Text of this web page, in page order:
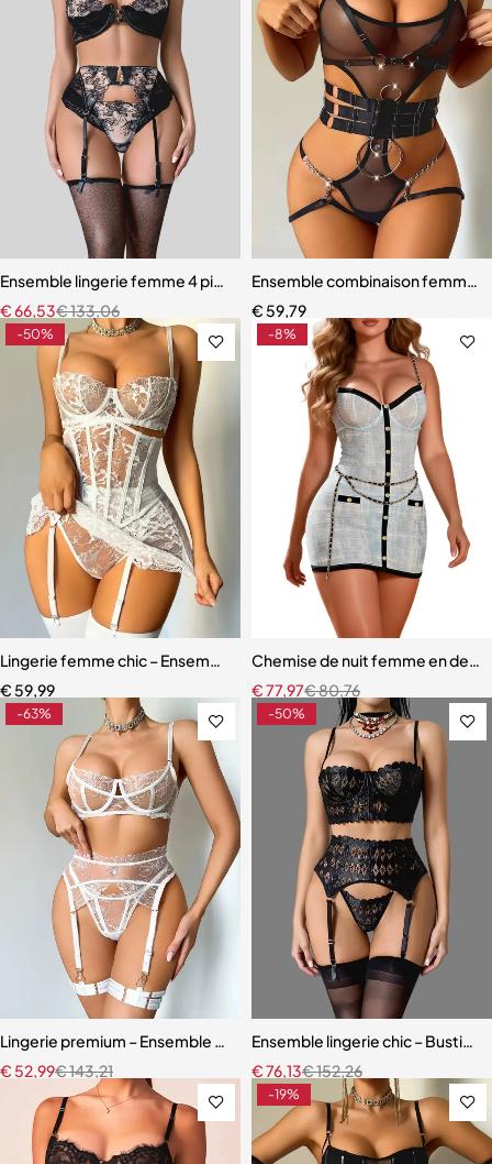
Ensemble lingerie femme 4 pièces – Broderie florale contrastée
€133,06
€66,53
Ensemble combinaison femme
€ 59,79
-50%
Lingerie femme chic – Ensemble cinq pièces avec soutien-gorge à
€ 59,99
-8%
Chemise de nuit femme en
€80,76
€77,97
-63%
Lingerie premium – Ensemble en broderie florale avec soutien-
€143,21
€ 52,99
-50%
Ensemble lingerie chic –
€152,26
€76,13
-19%